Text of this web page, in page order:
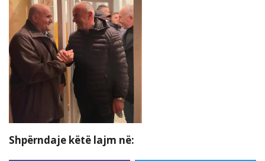
Shpërndaje këtë lajm në: